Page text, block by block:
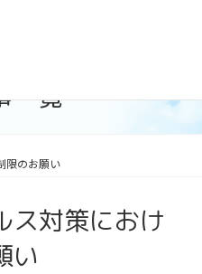
一覧
限のお願い
ス対策におけ
い